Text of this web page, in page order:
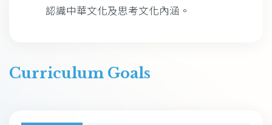
認識中華文化及思考文化內涵。
Curriculum Goals